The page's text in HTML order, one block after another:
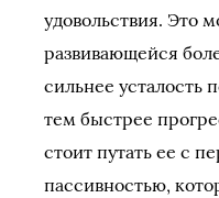
удовольствия. Это
развивающейся
сильнее усталость
тем быстрее
стоит путать ее с
пассивностью,